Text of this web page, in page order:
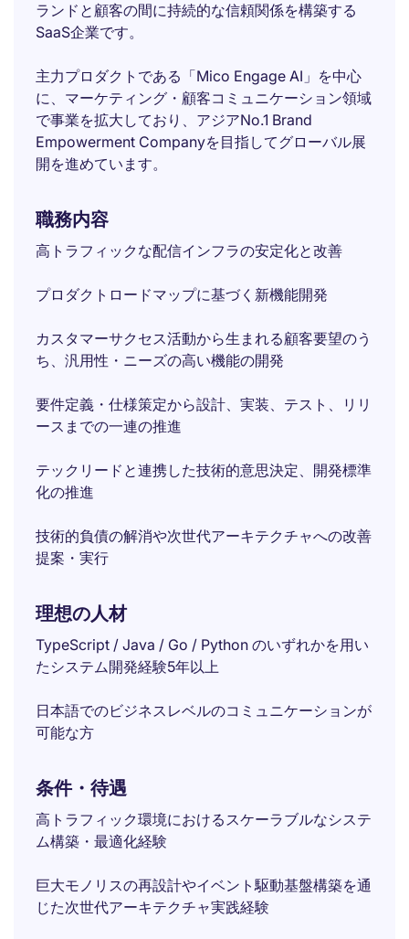
ランドと顧客の間に持続的な信頼関係を構築する
SaaS企業です。
主力プロダクトである「Mico Engage AI」を中心
に、マーケティング・顧客コミュニケーション領域
で事業を拡大しており、アジアNo.1 Brand
Empowerment Companyを目指してグローバル展
開を進めています。
職務内容
高トラフィックな配信インフラの安定化と改善
プロダクトロードマップに基づく新機能開発
カスタマーサクセス活動から生まれる顧客要望のう
ち、汎用性・ニーズの高い機能の開発
要件定義・仕様策定から設計、実装、テスト、リリ
ースまでの一連の推進
テックリードと連携した技術的意思決定、開発標準
化の推進
技術的負債の解消や次世代アーキテクチャへの改善
提案・実行
理想の人材
TypeScript / Java / Go / Python のいずれかを用い
たシステム開発経験5年以上
日本語でのビジネスレベルのコミュニケーションが
可能な方
条件・待遇
高トラフィック環境におけるスケーラブルなシステ
ム構築・最適化経験
巨大モノリスの再設計やイベント駆動基盤構築を通
じた次世代アーキテクチャ実践経験